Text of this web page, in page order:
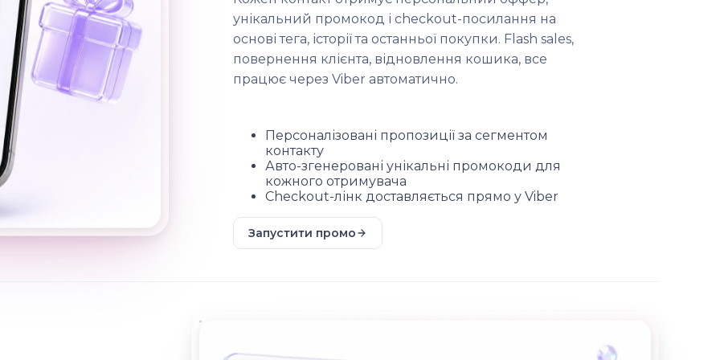
унікальний промокод і checkout-посилання на
основі тега, історії та останньої покупки. Flash sales,
повернення клієнта, відновлення кошика, все
працює через Viber автоматично.
Персоналізовані пропозиції за сегментом
контакту
Авто-згенеровані унікальні промокоди для
кожного отримувача
Checkout-лінк доставляється прямо у Viber
Запустити промо